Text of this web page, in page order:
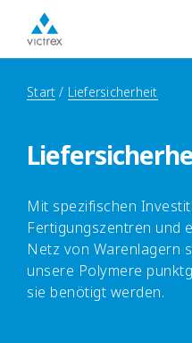
Start Liefersicherheit
Mit spezifischen
Fertigungszentren und
Netz von Warenlagern
unsere Polymere
sie benötigt werden.